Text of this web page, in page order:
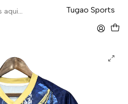
Tugao Sports